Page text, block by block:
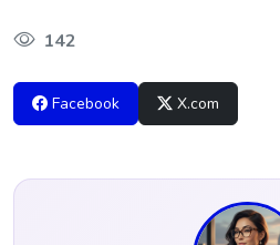
142
Facebook X.com